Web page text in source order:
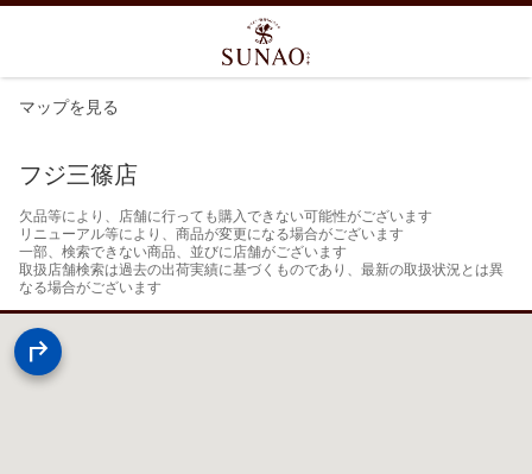
マップを見る
フジ三篠店
欠品等により、店舗に行っても購入できない可能性がございます
リニューアル等により、商品が変更になる場合がございます
一部、検索できない商品、並びに店舗がございます
取扱店舗検索は過去の出荷実績に基づくものであり、最新の取扱状況とは異
なる場合がございます